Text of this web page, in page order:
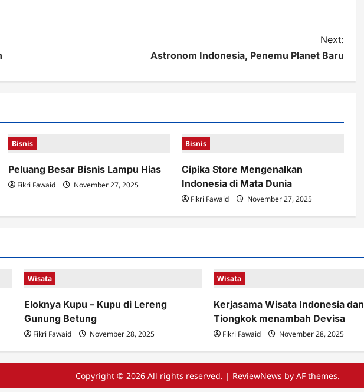
Next:
Astronom Indonesia, Penemu Planet Baru
Bisnis
Peluang Besar Bisnis Lampu Hias
Fikri Fawaid November 27, 2025
Bisnis
Cipika Store Mengenalkan
Indonesia di Mata Dunia
Fikri Fawaid November 27, 2025
Wisata
Eloknya Kupu – Kupu di Lereng
Gunung Betung
Fikri Fawaid November 28, 2025
Wisata
Kerjasama Wisata Indonesia dan
Tiongkok menambah Devisa
Fikri Fawaid November 28, 2025
Copyright © 2026 All rights reserved. | ReviewNews by AF themes.